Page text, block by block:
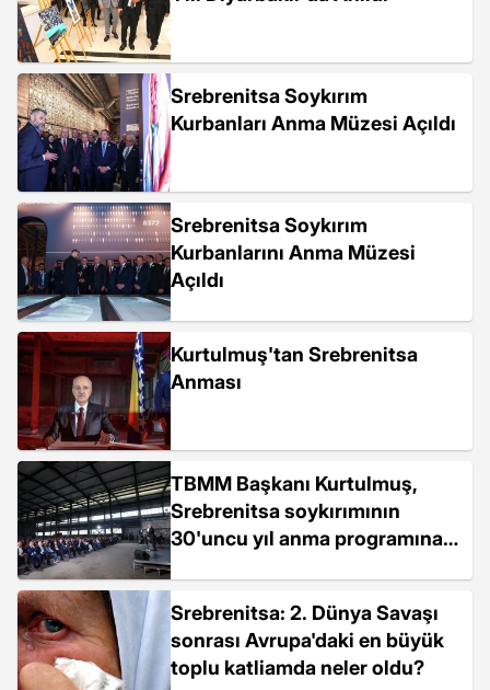
Srebrenitsa Soykırım
Kurbanları Anma Müzesi Açıldı
Srebrenitsa Soykırım
Kurbanlarını Anma Müzesi
Açıldı
Kurtulmuş'tan Srebrenitsa
Anması
TBMM Başkanı Kurtulmuş,
Srebrenitsa soykırımının
30'uncu yıl anma programına
Srebrenitsa: 2. Dünya Savaşı
sonrası Avrupa'daki en büyük
toplu katliamda neler oldu?